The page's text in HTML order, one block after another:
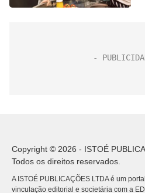
Copyright © 2026 - ISTOÉ
Todos os direitos reservados.
A ISTOÉ PUBLICAÇÕES LTDA é um
vinculação editorial e societária com a